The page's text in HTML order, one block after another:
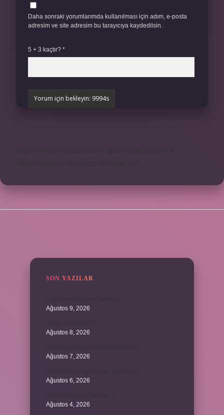
Daha sonraki yorumlarımda kullanılması için adım, e-posta
adresim ve site adresim bu tarayıcıya kaydedilsin.
5 + 3 kaçtır? *
SON YAZILAR
Ağustos 9, 2026
Ağustos 8, 2026
Ağustos 7, 2026
Ağustos 6, 2026
Ağustos 4, 2026